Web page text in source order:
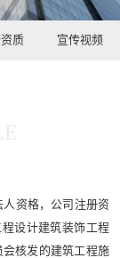
质 宣传视频
资格，公司注册资
设计建筑装饰工程
核发的建筑工程施